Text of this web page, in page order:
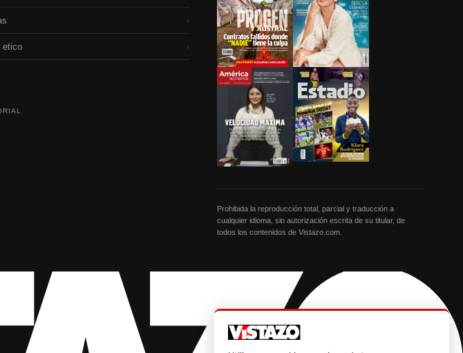
›
etico ›
Prohibida la reproducción total, parcial y traducción a
cualquier idioma, sin autorización escrita de su titular, de
todos los contenidos de Vistazo.com.